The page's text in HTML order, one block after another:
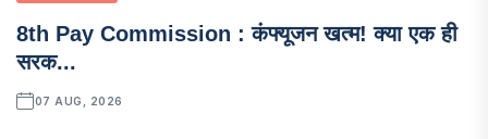
8th Pay Commission : कंफ्यूजन खत्म! क्या एक ही
सरक...
07 AUG, 2026